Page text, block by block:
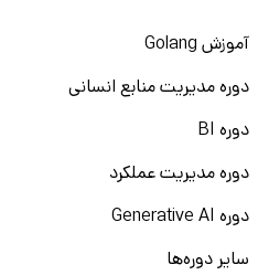
آموزش Golang
دوره مدیریت منابع انسانی
دوره BI
دوره مدیریت عملکرد
دوره Generative AI
سایر دوره‌ها